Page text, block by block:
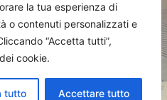
la tua esperienza di
o contenuti personalizzati e
“Accetta tutti”,
cookie.
tutto Accettare tutto